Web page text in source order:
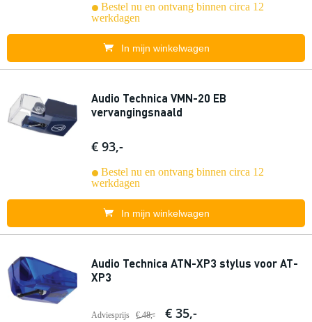
Bestel nu en ontvang binnen circa 12
werkdagen
In mijn winkelwagen
Audio Technica VMN-20 EB
vervangingsnaald
€ 93,-
Bestel nu en ontvang binnen circa 12
werkdagen
In mijn winkelwagen
Audio Technica ATN-XP3 stylus voor AT-
XP3
Adviesprijs € 48,- € 35,-